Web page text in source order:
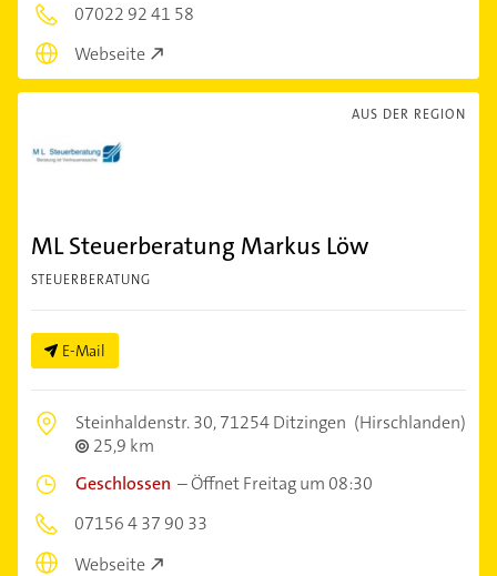
07022 92 41 58
Webseite
AUS DER REGION
ML Steuerberatung Markus Löw
STEUERBERATUNG
E-Mail
Steinhaldenstr. 30,71254 Ditzingen (Hirschlanden)
25,9 km
Geschlossen –Öffnet Freitag um 08:30
07156 4 37 90 33
Webseite